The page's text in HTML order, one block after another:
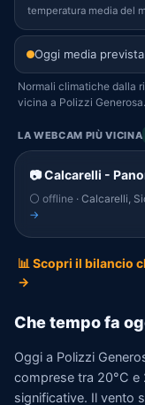
temperatura media del
Oggi media
Normali climatiche dalla
vicina a Polizzi Generosa.
LA WEBCAM PIÙ VICINA
📷 Calcarelli -
⚪ offline · Calcarelli,
→
📊 Scopri il bilancio
→
Che tempo fa
Oggi a Polizzi
comprese tra 20°C
significative. Il vento